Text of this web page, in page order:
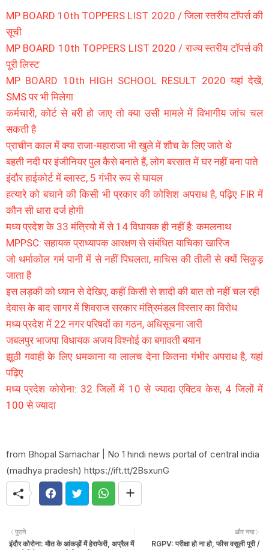
MP BOARD 10th TOPPERS LIST 2020 / जिला स्तरीय टॉपर्स की
सूची
MP BOARD 10th TOPPERS LIST 2020 / राज्य स्तरीय टॉपर्स की
पूरी लिस्ट
MP BOARD 10th HIGH SCHOOL RESULT 2020 यहां देखें,
SMS पर भी मिलेगा
कर्मचारी, कोर्ट से बरी हो जाए तो क्या उसी मामले में विभागीय जांच चल
सकती है
प्राचीन काल में क्या राजा-महाराजा भी खुले में शौच के लिए जाते थे
बहती नदी पर इंजीनियर पुल कैसे बनाते हैं, लोग बरसात में घर नहीं बना पाते
इंदौर हाईकोर्ट में ब्लास्ट, 5 गंभीर रूप से घायल
हत्यारे को बचाने की किसी भी प्रकार की कोशिश अपराध है, पढ़िए FIR में
कौन सी धारा दर्ज होगी
मध्य प्रदेश के 33 मंत्रियो में से 14 विधायक ही नहीं है: कमलनाथ
MPPSC: सहायक प्राध्यापक आरक्षण से संबंधित याचिका खारिज
जो थर्माकोल गर्म पानी में से नहीं पिघलता, माचिस की तीली से क्यों सिकुड़
जाता है
इस लड़की को ध्यान से देखिए, कहीं किसी से शादी की बात तो नहीं चल रही
देवास के बाद सागर में शिवराज सरकार मंत्रिमंडल विस्तार का विरोध
मध्य प्रदेश में 22 नगर परिषदों का गठन, अधिसूचना जारी
जबलपुर भाजपा विधायक अजय विश्नोई का बगावती बयान
झूठी गवाही के लिए धमकाना या लालच देना कितना गंभीर अपराध है, यहां
पढ़िए
मध्य प्रदेश कोरोना: 32 जिलों में 10 से ज्यादा एक्टिव केस, 4 जिलों में
100 से ज्यादा
from Bhopal Samachar | No 1 hindi news portal of central india
(madhya pradesh) https://ift.tt/2BsxunG
और नया
RGPV: परीक्षा हो ना हो, फीस वसूली पूरी /
पुराने
इंदौर कोरोना: मौत के आंकड़ों में हेराफेरी, अप्रैल में